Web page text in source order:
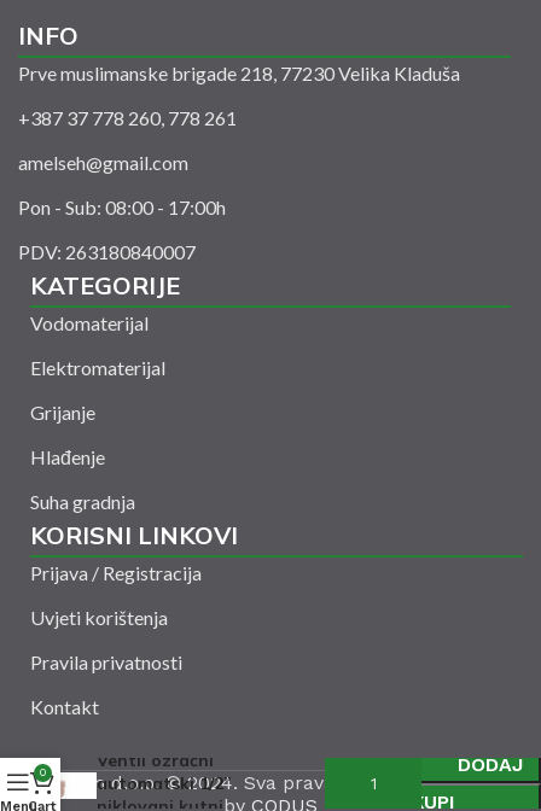
INFO
Prve muslimanske brigade 218, 77230 Velika Kladuša
+387 37 778 260, 778 261
amelseh@gmail.com
Pon - Sub: 08:00 - 17:00h
PDV: 263180840007
KATEGORIJE
Vodomaterijal
Elektromaterijal
Grijanje
Hlađenje
Suha gradnja
KORISNI LINKOVI
Prijava / Registracija
Uvjeti korištenja
Pravila privatnosti
Kontakt
Amelšeh d.o.o. © 2024. Sva prava zadržana. Powered
by CODUS
Ventil ozračni
automatski 1/2”
niklovani kutni
DODAJ
KUPI
Menu
0
Cart